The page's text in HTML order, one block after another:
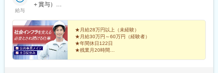
給与
＋賞与）
与）
★月給28万円以上（未経験）
★月給30万円～60万円（経験者）
★年間休日122日
★残業月20時間